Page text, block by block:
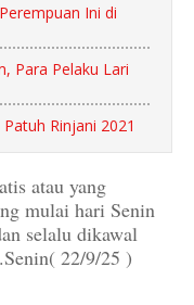
Ini di
Para Pelaku Lari
Rinjani 2021
atau yang
mulai hari Senin
selalu dikawal
22/9/25 )